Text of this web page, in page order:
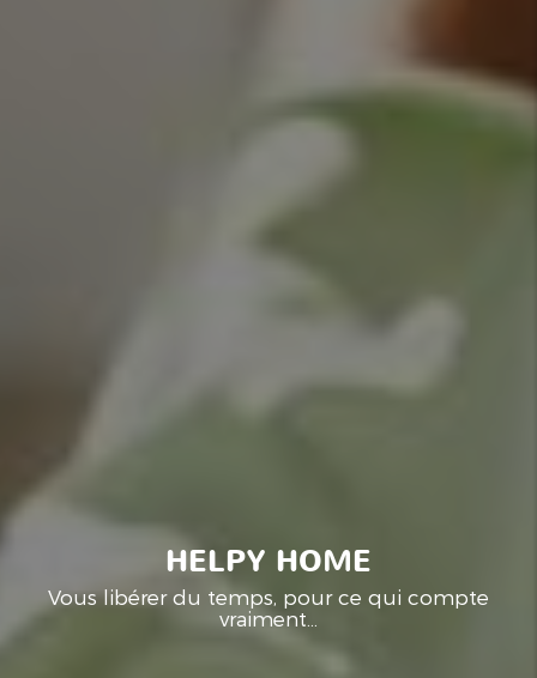
HELPY HOME
Vous libérer du temps, pour ce qui compte
vraiment...